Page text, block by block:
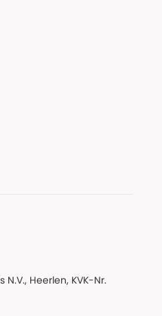
Heerlen, KVK-Nr.